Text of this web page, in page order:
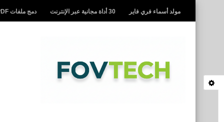
مولد أسماء فري فاير 30 أداة مجانية عبر الإنترنت دمج ملفات PDF